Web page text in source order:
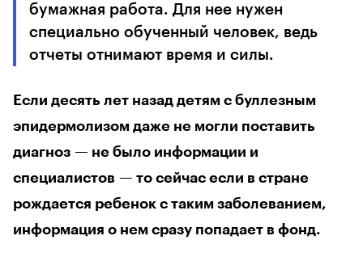
бумажная работа. Для нее нужен
специально обученный человек, ведь
отчеты отнимают время и силы.
Если десять лет назад детям с буллезным
эпидермолизом даже не могли поставить
диагноз — не было информации и
специалистов — то сейчас если в стране
рождается ребенок с таким заболеванием,
информация о нем сразу попадает в фонд.